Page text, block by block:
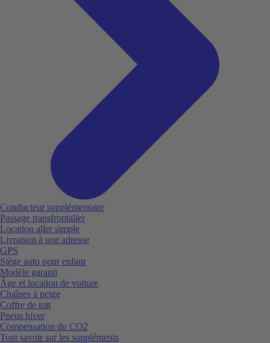
Conducteur supplémentaire
Passage transfrontalier
Location aller simple
Livraison à une adresse
GPS
Siège auto pour enfant
Modèle garanti
Âge et location de voiture
Chaînes à neige
Coffre de toit
Pneus hiver
Compensation du CO2
Tout savoir sur les suppléments